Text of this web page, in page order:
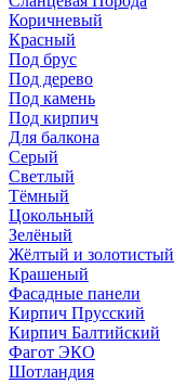
Коричневый
Красный
Под брус
Под дерево
Под камень
Под кирпич
Для балкона
Серый
Светлый
Тёмный
Цокольный
Зелёный
Жёлтый и золотистый
Крашеный
Фасадные панели
Кирпич Прусский
Кирпич Балтийский
Фагот ЭКО
Шотландия